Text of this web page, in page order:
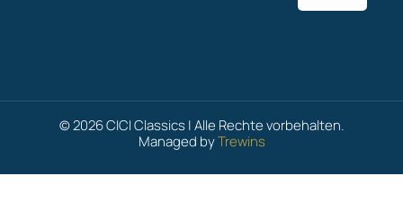
© 2026 CICI Classics | Alle Rechte vorbehalten.
Managed byTrewins